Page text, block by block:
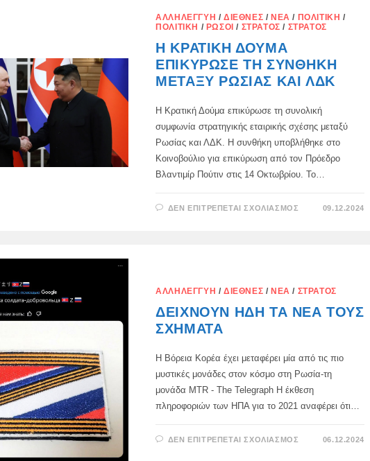
ΉΔΗ
ΦΤΆΣΕΙ
ΚΟΥΡΣΚ,
ΑΝΈΦΕΡΕ
ΥΠΗΡΕΣΊΑ
ΠΛΗΡΟΦΟΡΙΏΝ
ΑΛΛΗΛΕΓΓΎΗ / ΔΙΕΘΝΈΣ / ΝΈΑ / ΠΟΛΙΤΙΚΉ /
ΠΟΛΙΤΙΚΉ / ΡΏΣΟΙ / ΣΤΡΑΤΌΣ / ΣΤΡΑΤΌΣ
Η ΚΡΑΤΙΚΉ ΔΟΎΜΑ
ΕΠΙΚΎΡΩΣΕ ΤΗ ΣΥΝΘΉΚΗ
ΜΕΤΑΞΎ ΡΩΣΊΑΣ ΚΑΙ ΛΔΚ
Η Κρατική Δούμα επικύρωσε τη συνολική
συμφωνία στρατηγικής εταιρικής σχέσης μεταξύ
Ρωσίας και ΛΔΚ. Η συνθήκη υποβλήθηκε στο
Κοινοβούλιο για επικύρωση από τον Πρόεδρο
Βλαντιμίρ Πούτιν στις 14 Οκτωβρίου. Το…
ΔΕΝ ΕΠΙΤΡΈΠΕΤΑΙ ΣΧΟΛΙΑΣΜΌΣ
ΚΑΙ
ΛΔΚ
09.12.2024
ΑΛΛΗΛΕΓΓΎΗ / ΔΙΕΘΝΈΣ / ΝΈΑ / ΣΤΡΑΤΌΣ
ΔΕΊΧΝΟΥΝ ΉΔΗ ΤΑ ΝΈΑ ΤΟΥΣ
ΣΧΉΜΑΤΑ
Η Βόρεια Κορέα έχει μεταφέρει μία από τις πιο
μυστικές μονάδες στον κόσμο στη Ρωσία-τη
μονάδα MTR - The Telegraph Η έκθεση
πληροφοριών των ΗΠΑ για το 2021 αναφέρει ότι…
ΔΕΝ ΕΠΙΤΡΈΠΕΤΑΙ ΣΧΟΛΙΑΣΜΌΣ 06.12.2024